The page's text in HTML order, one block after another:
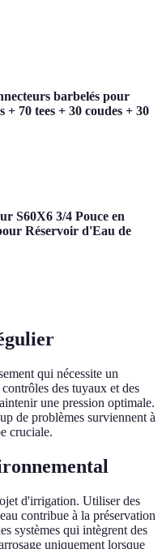
barbelés pour
70 tees + 30 coudes + 30
S60X6 3/4 Pouce en
Réservoir d'Eau de
qui nécessite un
des tuyaux et des
une pression optimale.
de problèmes surviennent à
cruciale.
d'irrigation. Utiliser des
contribue à la préservation
systèmes qui intègrent des
uniquement lorsque